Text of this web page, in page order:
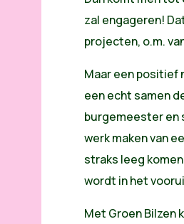
zal engageren!
projecten, o.m.
Maar een positief
een echt samen
burgemeester en
werk maken van
straks leeg
wordt in het
Met Groen Bilzen